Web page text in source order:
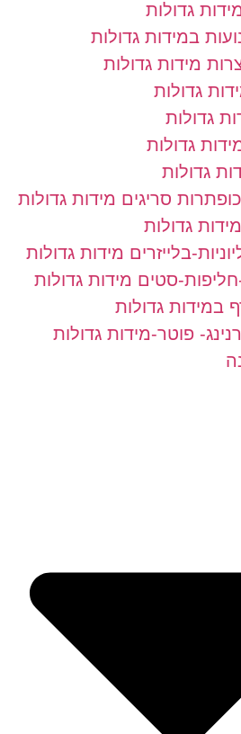
גדולות
גדולות
סריגים מידות גדולות
בלייזרים מידות גדולות
סטים מידות גדולות
גדולות
פוטר-מידות גדולות